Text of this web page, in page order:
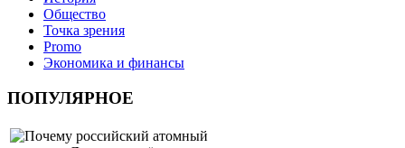
Общество
Точка зрения
Promo
Экономика и финансы
ПОПУЛЯРНОЕ